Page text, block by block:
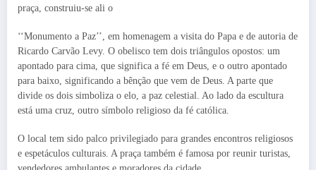
praça, construiu-se ali o
‘‘Monumento a Paz’’, em homenagem a visita do Papa e de autoria de
Ricardo Carvão Levy. O obelisco tem dois triângulos opostos: um
apontado para cima, que significa a fé em Deus, e o outro apontado
para baixo, significando a bênção que vem de Deus. A parte que
divide os dois simboliza o elo, a paz celestial. Ao lado da escultura
está uma cruz, outro símbolo religioso da fé católica.
O local tem sido palco privilegiado para grandes encontros religiosos
e espetáculos culturais. A praça também é famosa por reunir turistas,